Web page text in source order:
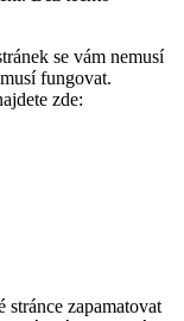
se vám nemusí
fungovat.
zde:
zapamatovat